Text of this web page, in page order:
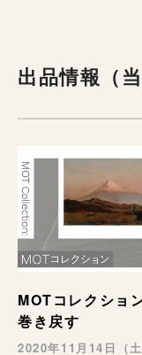
出品情報（当
MOTコレクショ
巻き戻す
2020年11月14日（